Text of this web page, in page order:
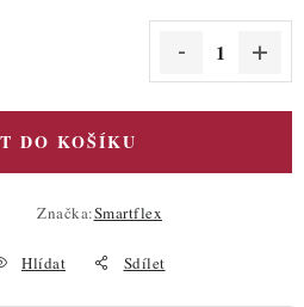
DO KOŠÍKU
Značka:Smartflex
Hlídat Sdílet